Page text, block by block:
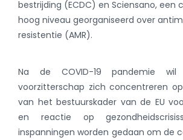
bestrijding (ECDC) en Sciensano, een
hoog niveau georganiseerd over
resistentie (AMR).
Na de COVID-19 pandemie wil
voorzitterschap zich concentreren
van het bestuurskader van de EU
en reactie op
inspanningen worden gedaan om de